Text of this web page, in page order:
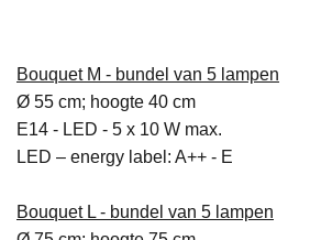
Bouquet M - bundel van 5 lampen
Ø 55 cm; hoogte 40 cm
E14 - LED - 5 x 10 W max.
LED – energy label: A++ - E
Bouquet L - bundel van 5 lampen